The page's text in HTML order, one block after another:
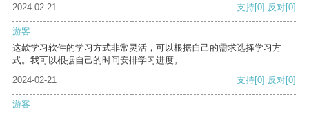
2024-02-21 支持[0] 反对[0]
游客
这款学习软件的学习方式非常灵活，可以根据自己的需求选择学习方
式。我可以根据自己的时间安排学习进度。
2024-02-21
支持[0] 反对[0]
游客